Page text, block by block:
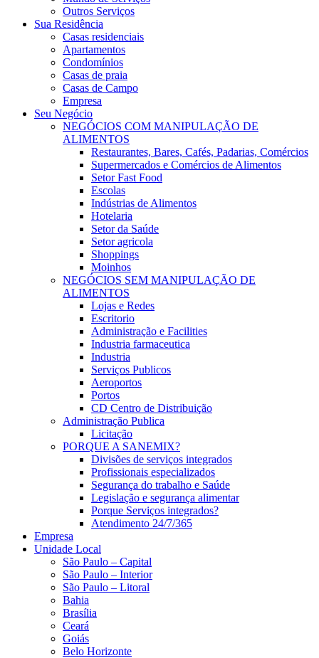
Outros Serviços
Sua Residência
Casas residenciais
Apartamentos
Condomínios
Casas de praia
Casas de Campo
Empresa
Seu Negócio
NEGÓCIOS COM MANIPULAÇÃO DE
ALIMENTOS
Restaurantes, Bares, Cafés, Padarias, Comércios
Supermercados e Comércios de Alimentos
Setor Fast Food
Escolas
Indústrias de Alimentos
Hotelaria
Setor da Saúde
Setor agricola
Shoppings
Moinhos
NEGÓCIOS SEM MANIPULAÇÃO DE
ALIMENTOS
Lojas e Redes
Escritorio
Administração e Facilities
Industria farmaceutica
Industria
Serviços Publicos
Aeroportos
Portos
CD Centro de Distribuição
Administração Publica
Licitação
PORQUE A SANEMIX?
Divisões de serviços integrados
Profissionais especializados
Segurança do trabalho e Saúde
Legislação e segurança alimentar
Porque Serviços integrados?
Atendimento 24/7/365
Empresa
Unidade Local
São Paulo – Capital
São Paulo – Interior
São Paulo – Litoral
Bahia
Brasília
Ceará
Goiás
Belo Horizonte